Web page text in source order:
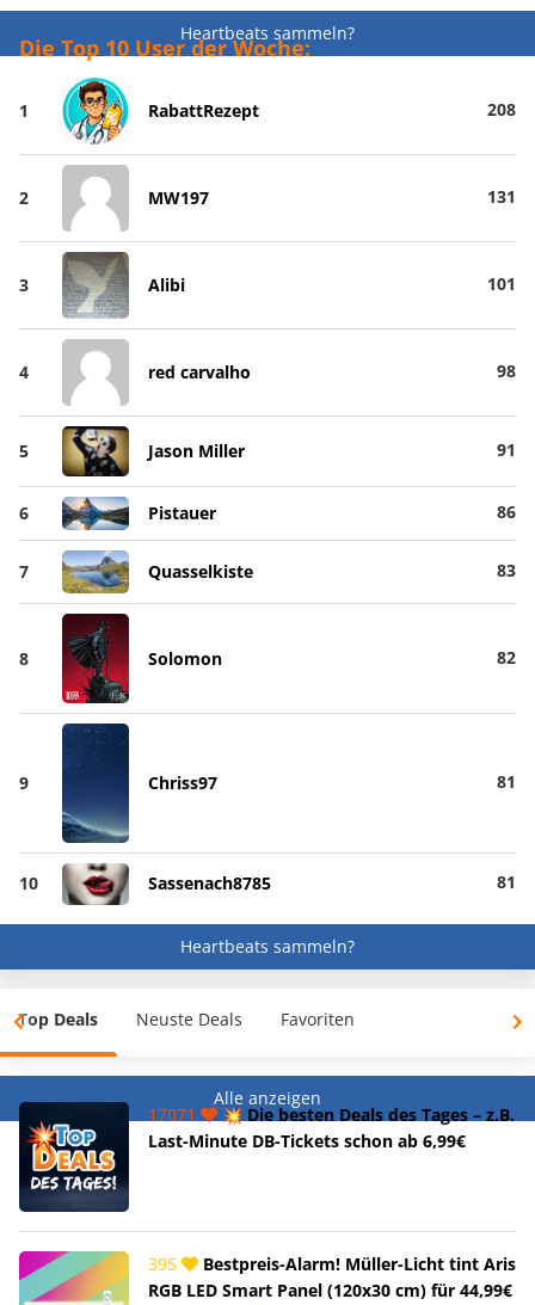
Heartbeats sammeln?
Die Top 10 User der Woche:
1 RabattRezept 208
2 MW197 131
3 Alibi 101
4 red carvalho 98
5 Jason Miller 91
6 Pistauer 86
7 Quasselkiste 83
8 Solomon 82
9 Chriss97 81
10 Sassenach8785 81
Heartbeats sammeln?
Top Deals Neuste Deals Favoriten
Alle anzeigen
17071
💥 Die besten Deals des Tages – z.B.
Last-Minute DB-Tickets schon ab 6,99€
395
Bestpreis-Alarm! Müller-Licht tint Aris
RGB LED Smart Panel (120x30 cm) für 44,99€